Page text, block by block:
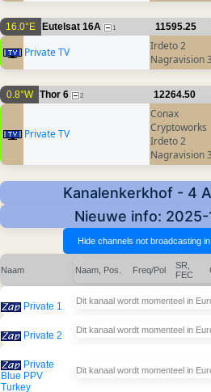
16.0°E Eutelsat 16A 1 11595.25
Private TV
Irdeto 2
Nagravision 3
0.8°W Thor 6 2 12264.50
Private TV
Conax
Cryptoworks
Irdeto 2
Nagravision 3
Kanalenkerkhof - 4
Nieuwe info: 2025-
Naam Naam, Pos. Freq/Pol
SR,
FEC
Private 1 Dit kanaal wordt momenteel in
Private 2 Dit kanaal wordt momenteel in
Private
Blue PPV
Turkey
Dit kanaal wordt momenteel in